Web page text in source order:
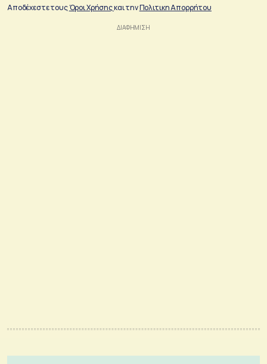
Αποδέχεστε τουςΌροι Χρήσηςκαι τηνΠολιτικη Απορρήτου